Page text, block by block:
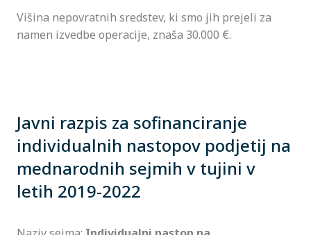
Višina nepovratnih sredstev, ki smo jih prejeli za
namen izvedbe operacije, znaša 30.000 €.
Javni razpis za sofinanciranje
individualnih nastopov podjetij na
mednarodnih sejmih v tujini v
letih 2019-2022